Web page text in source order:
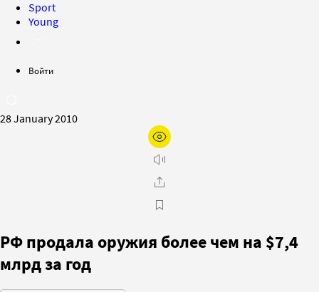
Sport
Young
Войти
28 January 2010
РФ продала оружия более чем на $7,4
млрд за год